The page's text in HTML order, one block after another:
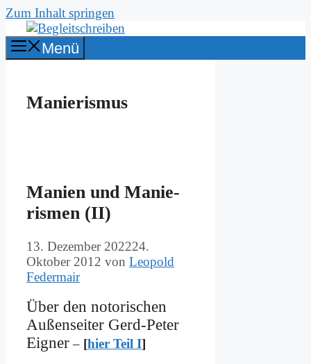
Zum Inhalt springen
Menü
Manierismus
Ma­nien und Ma­nie­
ris­men (II)
13. Dezember 202224.
Oktober 2012 von Leopold
Federmair
Über den no­to­ri­schen
Au­ßen­sei­ter Gerd-Pe­ter
Eig­ner– [hier Teil I]